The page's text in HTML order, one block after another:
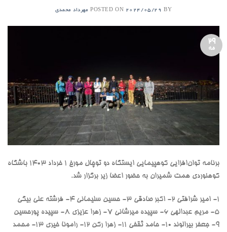
POSTED ON 2024/05/29 BY مهرداد محمدی
29
مه
برنامه توان‌افزایی کوهپیمایی ایستگاه دو توچال مورخ ۱ خرداد ۱۴۰۳ باشگاه
کوهنوردی همت شمیران به حضور اعضا زیر برگزار شد.
۱- امیر شرافتی ۲- اکبر صادقی ۳- حسین سلیمانی ۴- فرشته علی بیگی
۵- مریم عبدالهی ۶- سپیده میرشانی ۷- زهرا عزیزی ۸- سپیده پورحسین
۹- جعفر بیرالوند ۱۰- حامد ثقفی ۱۱- زهرا رکن ۱۲- رامونا خیری ۱۳- محمد